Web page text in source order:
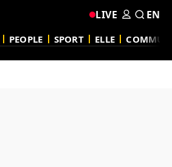
PEOPLE SPORT ELLE
LIVE EN